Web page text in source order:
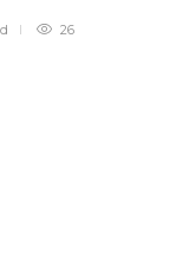
26